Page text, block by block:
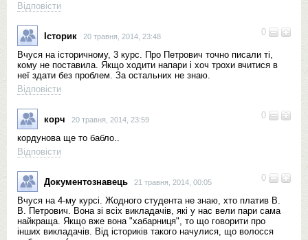
Відповісти
0
Історик 20 травня, 2014, 23:48
Вчуся на історичному, 3 курс. Про Петрович точно писали ті,
кому не поставила. Якщо ходити напари і хоч трохи вчитися в
неї здати без проблем. За остальних не знаю.
Відповісти
0
корч 20 травня, 2014, 23:59
кордунова ще то бабло..
Відповісти
0
Документознавець 21 травня, 2014, 00:05
Вчуся на 4-му курсі. Жодного студента не знаю, хто платив В.
В. Петрович. Вона зі всіх викладачів, які у нас вели пари сама
найкраща. Якщо вже вона "хабарниця", то що говорити про
інших викладачів. Від істориків такого начулися, що волосся